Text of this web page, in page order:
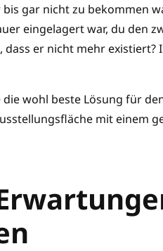
gar nicht zu bekommen
eingelagert war, du den
er nicht mehr existiert?
wohl beste Lösung für
mit einem